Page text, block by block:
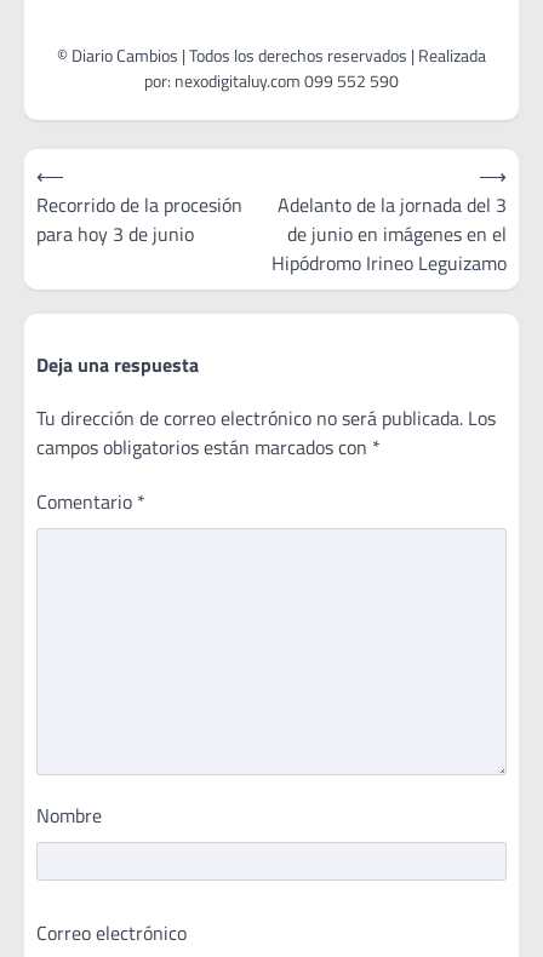
mensaje claro dirigido a
estudiantes. La iniciativa
surge tras una reunión
mantenida este miércoles
en Torre Ejecutiva…
Navegación
de
entradas
⟵
Recorrido de la procesión
para hoy 3 de junio
Adelanto de la jornada del 3
de junio en imágenes en el
Hipódromo Irineo Leguizamo
⟶
Deja una respuesta
Tu dirección de correo electrónico no será publicada. Los
campos obligatorios están marcados con *
Comentario *
Nombre
Correo electrónico